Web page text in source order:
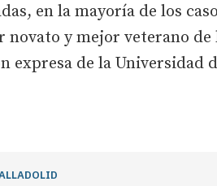
en la mayoría de los
novato y mejor veterano de
expresa de la Universidad